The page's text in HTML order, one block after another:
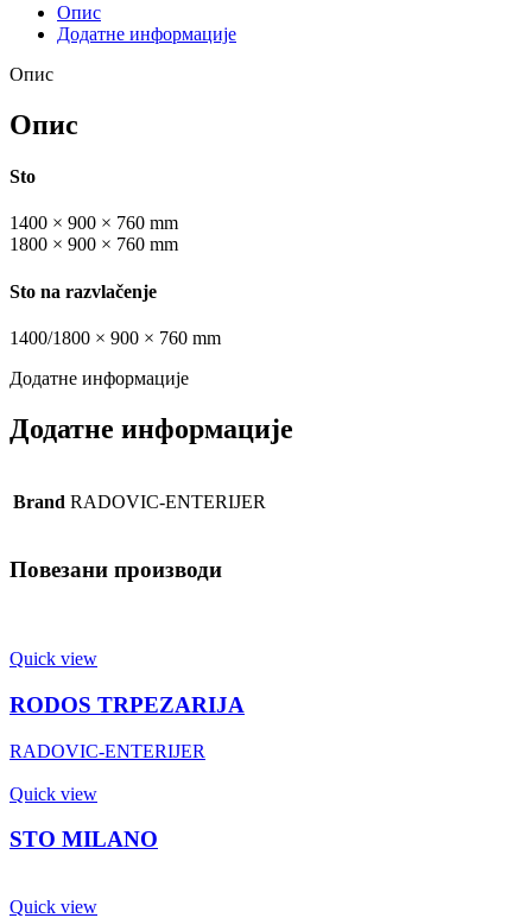
Опис
Додатне информације
Опис
Опис
Sto
1400 × 900 × 760 mm
1800 × 900 × 760 mm
Sto na razvlačenje
1400/1800 × 900 × 760 mm
Додатне информације
Додатне информације
Brand RADOVIC-ENTERIJER
Повезани производи
Quick view
RODOS TRPEZARIJA
RADOVIC-ENTERIJER
Quick view
STO MILANO
Quick view